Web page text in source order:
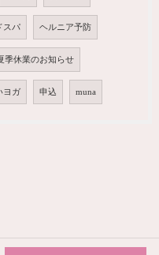
スパ ヘルニア予防
季休業のお知らせ
ヨガ 申込 muna